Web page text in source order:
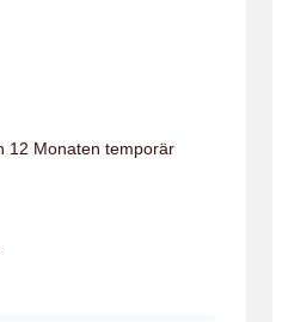
12 Monaten temporär